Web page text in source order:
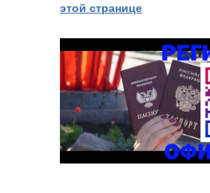
этой странице